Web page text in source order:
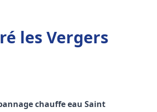
les Vergers
chauffe eau Saint